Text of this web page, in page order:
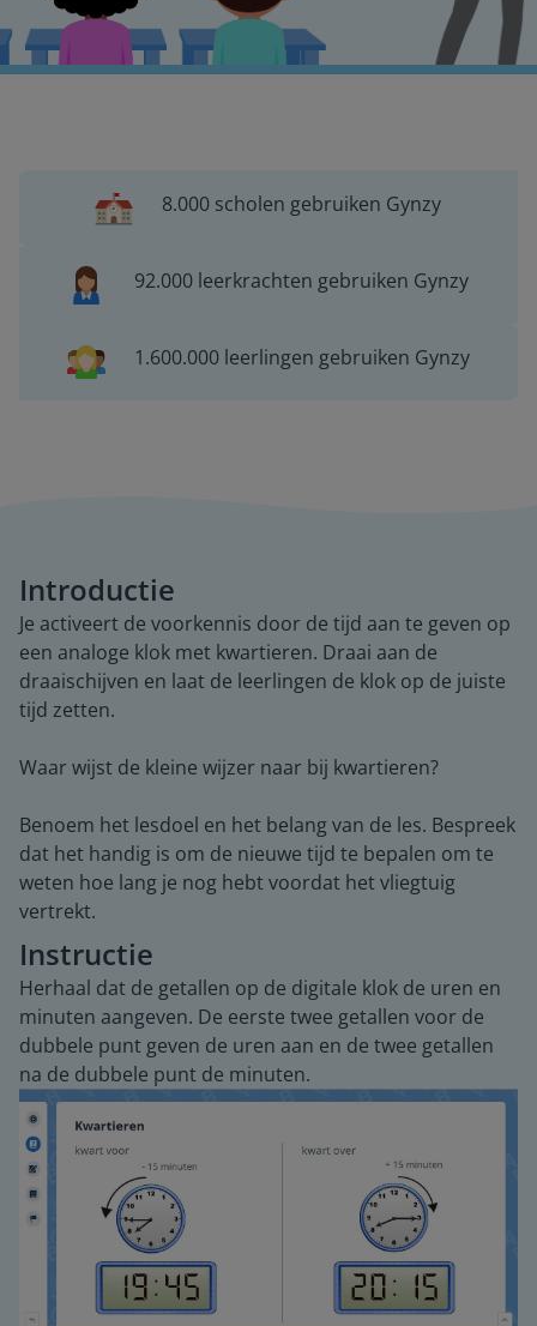
8.000 scholen gebruiken Gynzy
92.000 leerkrachten gebruiken Gynzy
1.600.000 leerlingen gebruiken Gynzy
Introductie
Je activeert de voorkennis door de tijd aan te geven op
een analoge klok met kwartieren. Draai aan de
draaischijven en laat de leerlingen de klok op de juiste
tijd zetten.
Waar wijst de kleine wijzer naar bij kwartieren?
Benoem het lesdoel en het belang van de les. Bespreek
dat het handig is om de nieuwe tijd te bepalen om te
weten hoe lang je nog hebt voordat het vliegtuig
vertrekt.
Instructie
Herhaal dat de getallen op de digitale klok de uren en
minuten aangeven. De eerste twee getallen voor de
dubbele punt geven de uren aan en de twee getallen
na de dubbele punt de minuten.